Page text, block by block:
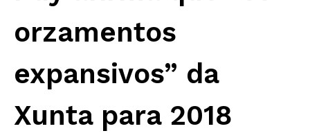
orzamentos
expansivos” da
Xunta para 2018